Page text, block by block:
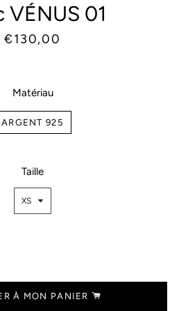
VÉNUS 01
Prix
Prix
€130,00
Matériau
ARGENT 925
Taille
À MON PANIER